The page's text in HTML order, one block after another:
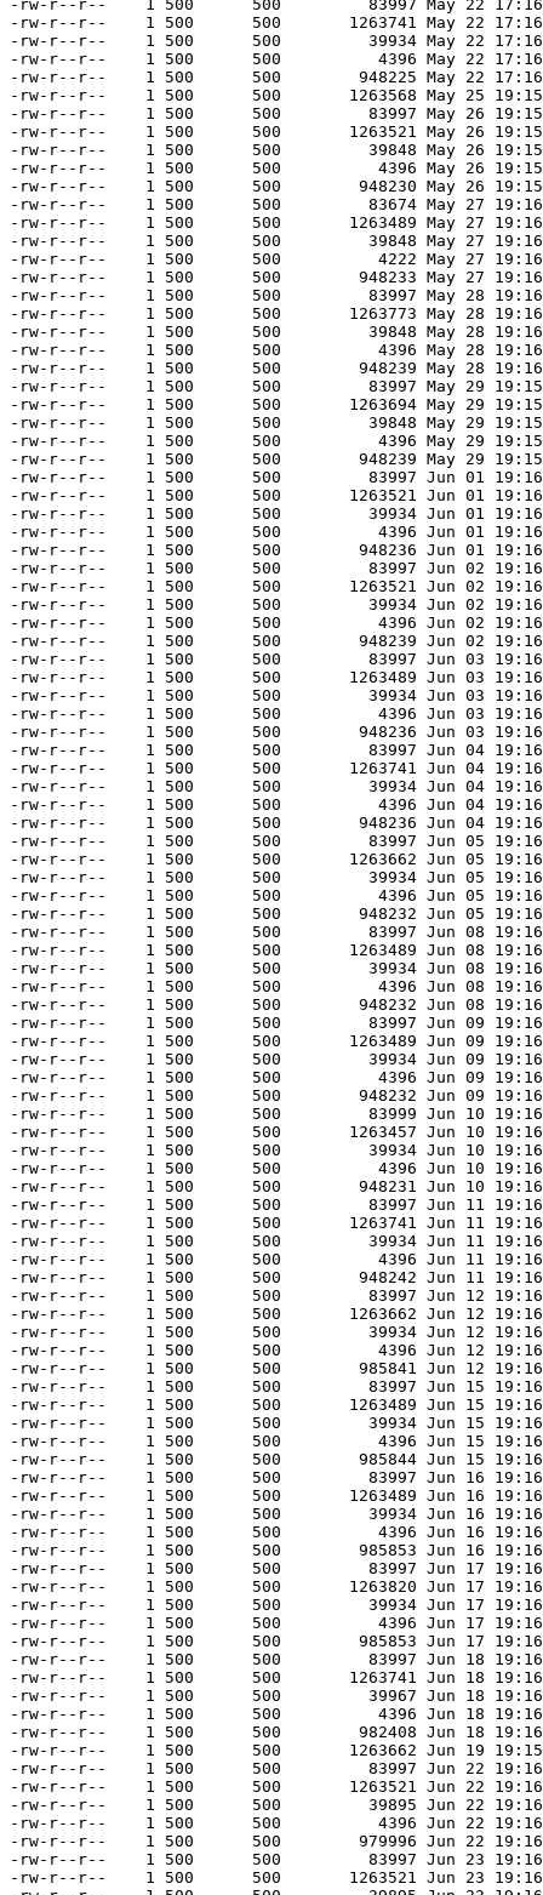
-rw-r--r--    1 500      500         83997 May 22
-rw-r--r--    1 500      500       1263741 May 22
-rw-r--r--    1 500      500         39934 May 22
-rw-r--r--    1 500      500          4396 May 22
-rw-r--r--    1 500      500        948225 May 22
-rw-r--r--    1 500      500       1263568 May 25
-rw-r--r--    1 500      500         83997 May 26
-rw-r--r--    1 500      500       1263521 May 26
-rw-r--r--    1 500      500         39848 May 26
-rw-r--r--    1 500      500          4396 May 26
-rw-r--r--    1 500      500        948230 May 26
-rw-r--r--    1 500      500         83674 May 27
-rw-r--r--    1 500      500       1263489 May 27
-rw-r--r--    1 500      500         39848 May 27
-rw-r--r--    1 500      500          4222 May 27
-rw-r--r--    1 500      500        948233 May 27
-rw-r--r--    1 500      500         83997 May 28
-rw-r--r--    1 500      500       1263773 May 28
-rw-r--r--    1 500      500         39848 May 28
-rw-r--r--    1 500      500          4396 May 28
-rw-r--r--    1 500      500        948239 May 28
-rw-r--r--    1 500      500         83997 May 29
-rw-r--r--    1 500      500       1263694 May 29
-rw-r--r--    1 500      500         39848 May 29
-rw-r--r--    1 500      500          4396 May 29
-rw-r--r--    1 500      500        948239 May 29
-rw-r--r--    1 500      500         83997 Jun 01
-rw-r--r--    1 500      500       1263521 Jun 01
-rw-r--r--    1 500      500         39934 Jun 01
-rw-r--r--    1 500      500          4396 Jun 01
-rw-r--r--    1 500      500        948236 Jun 01
-rw-r--r--    1 500      500         83997 Jun 02
-rw-r--r--    1 500      500       1263521 Jun 02
-rw-r--r--    1 500      500         39934 Jun 02
-rw-r--r--    1 500      500          4396 Jun 02
-rw-r--r--    1 500      500        948239 Jun 02
-rw-r--r--    1 500      500         83997 Jun 03
-rw-r--r--    1 500      500       1263489 Jun 03
-rw-r--r--    1 500      500         39934 Jun 03
-rw-r--r--    1 500      500          4396 Jun 03
-rw-r--r--    1 500      500        948236 Jun 03
-rw-r--r--    1 500      500         83997 Jun 04
-rw-r--r--    1 500      500       1263741 Jun 04
-rw-r--r--    1 500      500         39934 Jun 04
-rw-r--r--    1 500      500          4396 Jun 04
-rw-r--r--    1 500      500        948236 Jun 04
-rw-r--r--    1 500      500         83997 Jun 05
-rw-r--r--    1 500      500       1263662 Jun 05
-rw-r--r--    1 500      500         39934 Jun 05
-rw-r--r--    1 500      500          4396 Jun 05
-rw-r--r--    1 500      500        948232 Jun 05
-rw-r--r--    1 500      500         83997 Jun 08
-rw-r--r--    1 500      500       1263489 Jun 08
-rw-r--r--    1 500      500         39934 Jun 08
-rw-r--r--    1 500      500          4396 Jun 08
-rw-r--r--    1 500      500        948232 Jun 08
-rw-r--r--    1 500      500         83997 Jun 09
-rw-r--r--    1 500      500       1263489 Jun 09
-rw-r--r--    1 500      500         39934 Jun 09
-rw-r--r--    1 500      500          4396 Jun 09
-rw-r--r--    1 500      500        948232 Jun 09
-rw-r--r--    1 500      500         83999 Jun 10
-rw-r--r--    1 500      500       1263457 Jun 10
-rw-r--r--    1 500      500         39934 Jun 10
-rw-r--r--    1 500      500          4396 Jun 10
-rw-r--r--    1 500      500        948231 Jun 10
-rw-r--r--    1 500      500         83997 Jun 11
-rw-r--r--    1 500      500       1263741 Jun 11
-rw-r--r--    1 500      500         39934 Jun 11
-rw-r--r--    1 500      500          4396 Jun 11
-rw-r--r--    1 500      500        948242 Jun 11
-rw-r--r--    1 500      500         83997 Jun 12
-rw-r--r--    1 500      500       1263662 Jun 12
-rw-r--r--    1 500      500         39934 Jun 12
-rw-r--r--    1 500      500          4396 Jun 12
-rw-r--r--    1 500      500        985841 Jun 12
-rw-r--r--    1 500      500         83997 Jun 15
-rw-r--r--    1 500      500       1263489 Jun 15
-rw-r--r--    1 500      500         39934 Jun 15
-rw-r--r--    1 500      500          4396 Jun 15
-rw-r--r--    1 500      500        985844 Jun 15
-rw-r--r--    1 500      500         83997 Jun 16
-rw-r--r--    1 500      500       1263489 Jun 16
-rw-r--r--    1 500      500         39934 Jun 16
-rw-r--r--    1 500      500          4396 Jun 16
-rw-r--r--    1 500      500        985853 Jun 16
-rw-r--r--    1 500      500         83997 Jun 17
-rw-r--r--    1 500      500       1263820 Jun 17
-rw-r--r--    1 500      500         39934 Jun 17
-rw-r--r--    1 500      500          4396 Jun 17
-rw-r--r--    1 500      500        985853 Jun 17
-rw-r--r--    1 500      500         83997 Jun 18
-rw-r--r--    1 500      500       1263741 Jun 18
-rw-r--r--    1 500      500         39967 Jun 18
-rw-r--r--    1 500      500          4396 Jun 18
-rw-r--r--    1 500      500        982408 Jun 18
-rw-r--r--    1 500      500       1263662 Jun 19
-rw-r--r--    1 500      500         83997 Jun 22
-rw-r--r--    1 500      500       1263521 Jun 22
-rw-r--r--    1 500      500         39895 Jun 22
-rw-r--r--    1 500      500          4396 Jun 22
-rw-r--r--    1 500      500        979996 Jun 22
-rw-r--r--    1 500      500         83997 Jun 23
-rw-r--r--    1 500      500       1263521 Jun 23